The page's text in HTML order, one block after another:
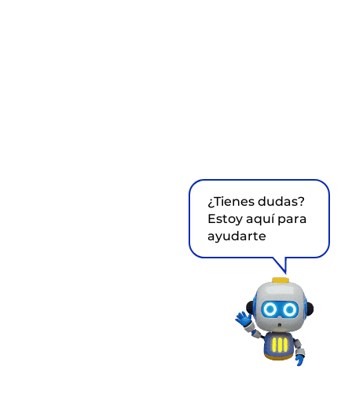
¿Tienes dudas?
Estoy aquí para
ayudarte